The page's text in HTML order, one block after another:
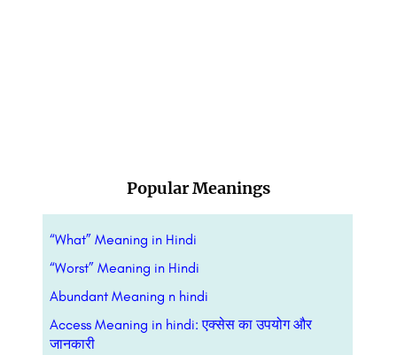
Popular Meanings
“What” Meaning in Hindi
“Worst” Meaning in Hindi
Abundant Meaning n hindi
Access Meaning in hindi: एक्सेस का उपयोग और
जानकारी